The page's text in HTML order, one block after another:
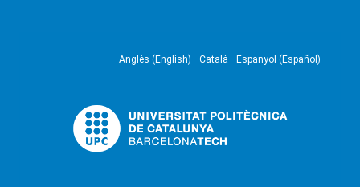
Anglès (English) Català Espanyol (Español)